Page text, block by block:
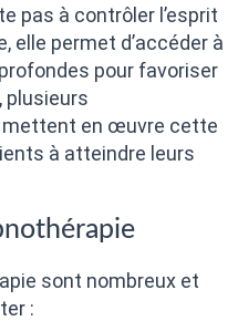
pas à contrôler l’esprit
elle permet d’accéder à
pour favoriser
plusieurs
mettent en œuvre cette
à atteindre leurs
sont nombreux et
: